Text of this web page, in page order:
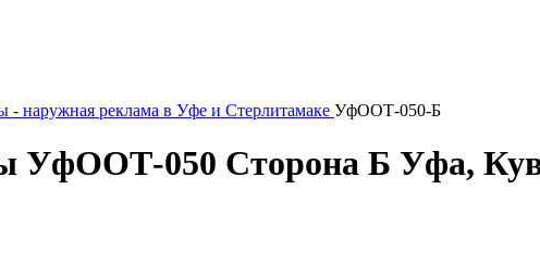
- наружная реклама в Уфе и Стерлитамаке УфООТ-050-Б
УфООТ-050 Сторона Б Уфа,